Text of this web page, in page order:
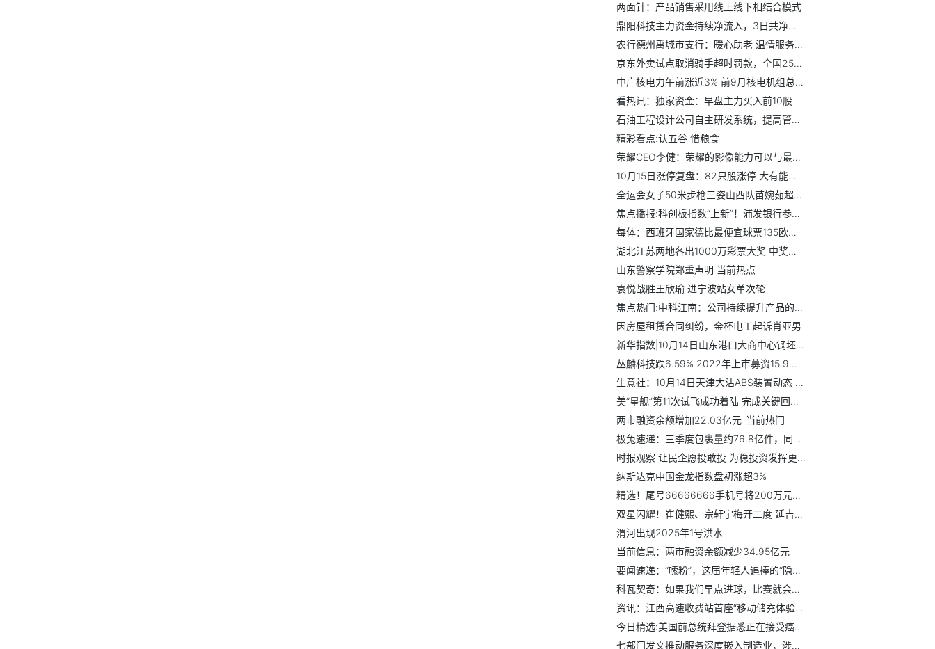
两面针：产品销售采用线上线下相结合模式
鼎阳科技主力资金持续净流入，3日共净流入2657.55万元|微动态
农行德州禹城市支行：暖心助老 温情服务在晨间 当前看点
京东外卖试点取消骑手超时罚款，全国25城已落地
中广核电力午前涨近3% 前9月核电机组总发电量同比增长2.67%_...
看热讯：独家资金：早盘主力买入前10股
石油工程设计公司自主研发系统，提高管道“诊断”效能 每日消息
精彩看点:认五谷 惜粮食
荣耀CEO李健：荣耀的影像能力可以与最强者掰手腕|快讯
10月15日涨停复盘：82只股涨停 大有能源8天4板-速看料
全运会女子50米步枪三姿山西队苗婉茹超世界纪录
焦点播报:科创板指数“上新”！浦发银行参与编制，寒武纪、澜...
每体：西班牙国家德比最便宜球票135欧元，贵宾区990欧|当前热门
湖北江苏两地各出1000万彩票大奖 中奖者为同一人：几天吃不...
山东警察学院郑重声明 当前热点
袁悦战胜王欣瑜 进宁波站女单次轮
焦点热门:中科江南：公司持续提升产品的信创全栈适配能力，随...
因房屋租赁合同纠纷，金杯电工起诉肖亚男
新华指数|10月14日山东港口大商中心钢坯、热轧C料价格微幅下...
丛麟科技跌6.59% 2022年上市募资15.9亿中信证券保荐
生意社：10月14日天津大沽ABS装置动态 今日讯
美“星舰”第11次试飞成功着陆 完成关键回收测试|简讯
两市融资余额增加22.03亿元_当前热门
极兔速递：三季度包裹量约76.8亿件，同比增长23.1% 焦点快报
时报观察 让民企愿投敢投 为稳投资发挥更大作用
纳斯达克中国金龙指数盘初涨超3%
精选！尾号66666666手机号将200万元起拍，吸引超3万次围观，...
双星闪耀！崔健熙、宗轩宇梅开二度 延吉5:0大胜图们
渭河出现2025年1号洪水
当前信息：两市融资余额减少34.95亿元
要闻速递：“嗦粉”，这届年轻人追捧的“隐藏款”养生法，是...
科瓦契奇：如果我们早点进球，比赛就会朝着想要的方式发展|热闻
资讯：江西高速收费站首座“移动储充体验站”投入运营
今日精选:美国前总统拜登据悉正在接受癌症放射治疗
七部门发文推动服务深度嵌入制造业，涉及装备制造、消费品等...